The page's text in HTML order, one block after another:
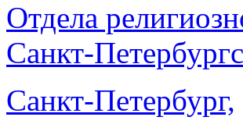
Отдела
Санкт-
Санкт-Петербург,